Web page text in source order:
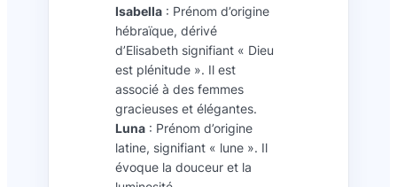
Isabella: Prénom d’origine
hébraïque, dérivé
d’Elisabeth signifiant « Dieu
est plénitude ». Il est
associé à des femmes
gracieuses et élégantes.
Luna: Prénom d’origine
latine, signifiant « lune ». Il
évoque la douceur et la